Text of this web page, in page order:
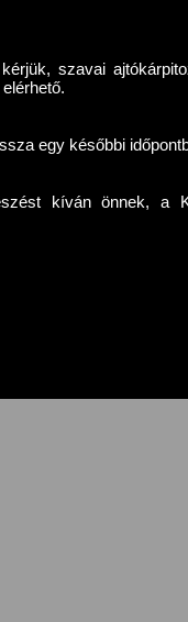
szavai
egy későbbi
kíván önnek, a